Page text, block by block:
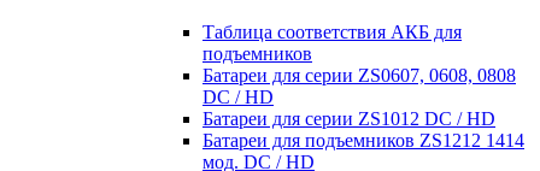
Таблица соответствия АКБ для
подъемников
Батареи для серии ZS0607, 0608, 0808
DC / HD
Батареи для серии ZS1012 DC / HD
Батареи для подъемников ZS1212 1414
мод. DC / HD